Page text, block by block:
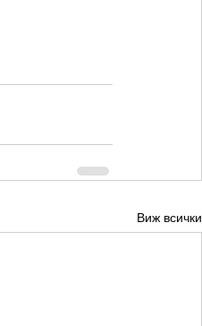
Виж всички